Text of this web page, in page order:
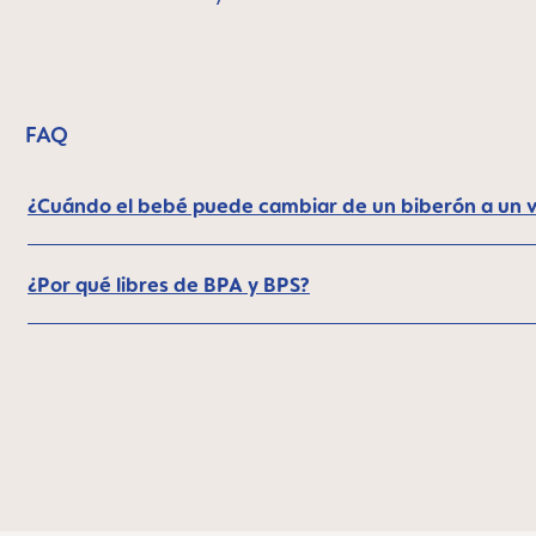
FAQ
¿Cuándo el bebé puede cambiar de un biberón a un
¿Por qué libres de BPA y BPS?